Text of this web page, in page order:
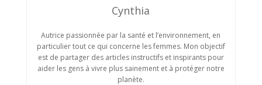
Cynthia
Autrice passionnée par la santé et l’environnement, en
particulier tout ce qui concerne les femmes. Mon objectif
est de partager des articles instructifs et inspirants pour
aider les gens à vivre plus sainement et à protéger notre
planète.